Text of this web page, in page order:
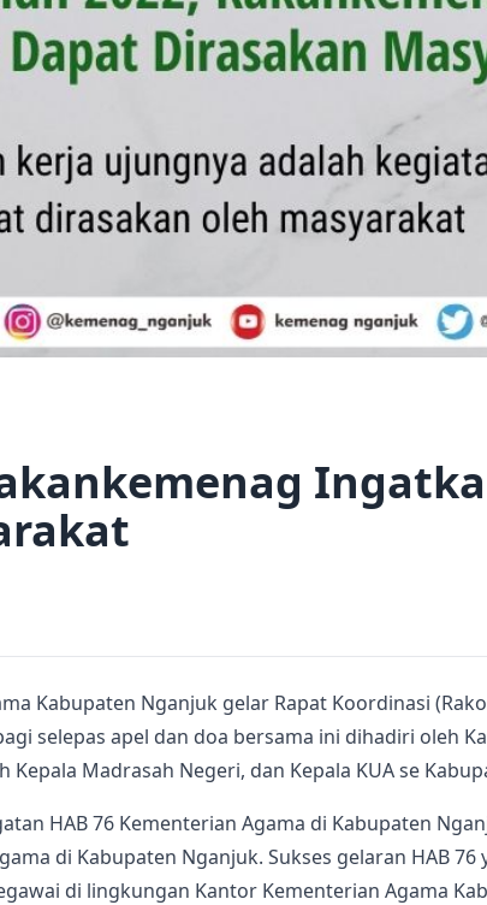
Kabupaten Nganjuk gelar Rapat Koordinasi
selepas apel dan doa bersama ini dihadiri oleh
Madrasah Negeri, dan Kepala KUA se
HAB 76 Kementerian Agama di Kabupaten
di Kabupaten Nganjuk. Sukses gelaran HAB
di lingkungan Kantor Kementerian Agama